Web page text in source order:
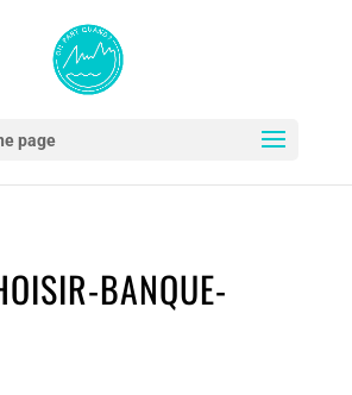
page
BANQUE-